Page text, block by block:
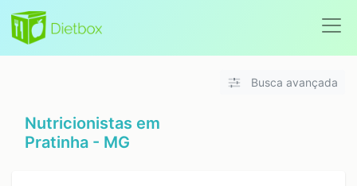
Busca avançada
Nutricionistas em
Pratinha - MG